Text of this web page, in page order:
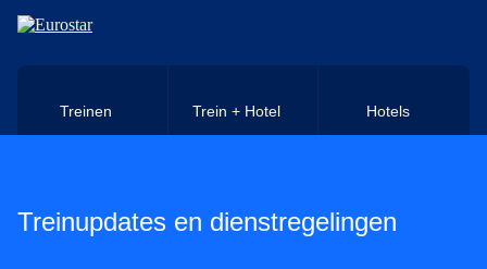
Naar hoofdinhoud
Treinen Trein + Hotel Hotels
Treinupdates en dienstregelingen